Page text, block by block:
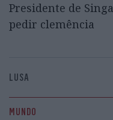
Presidente de
pedir clemência
LUSA
MUNDO